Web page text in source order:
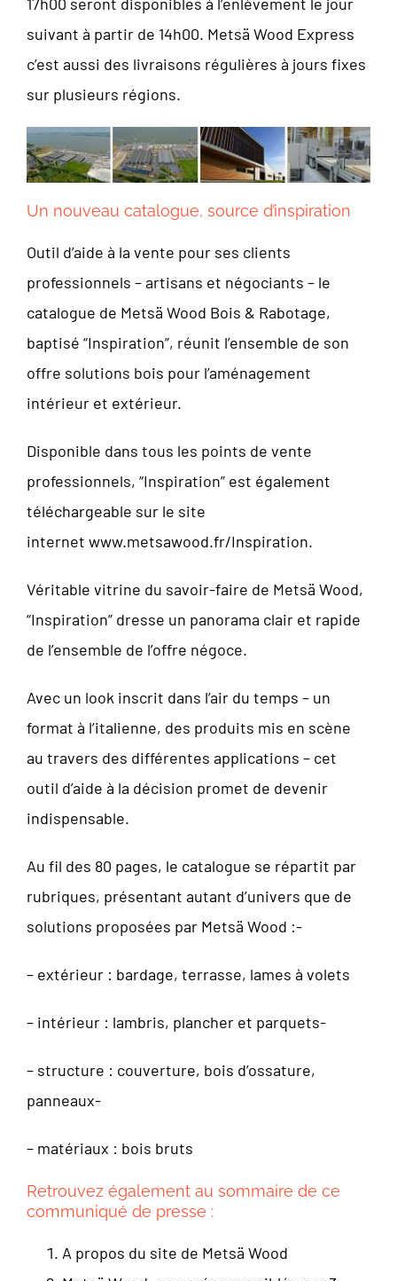
suivant à partir de 14h00. Metsä Wood Express
c’est aussi des livraisons régulières à jours fixes
sur plusieurs régions.
Un nouveau catalogue, source d’inspiration
Outil d’aide à la vente pour ses clients
professionnels – artisans et négociants – le
catalogue de Metsä Wood Bois & Rabotage,
baptisé “Inspiration”, réunit l’ensemble de son
offre solutions bois pour l’aménagement
intérieur et extérieur.
Disponible dans tous les points de vente
professionnels, “Inspiration” est également
téléchargeable sur le site
internet www.metsawood.fr/Inspiration.
Véritable vitrine du savoir-faire de Metsä Wood,
“Inspiration” dresse un panorama clair et rapide
de l’ensemble de l’offre négoce.
Avec un look inscrit dans l’air du temps – un
format à l’italienne, des produits mis en scène
au travers des différentes applications – cet
outil d’aide à la décision promet de devenir
indispensable.
Au fil des 80 pages, le catalogue se répartit par
rubriques, présentant autant d’univers que de
solutions proposées par Metsä Wood :-
– extérieur : bardage, terrasse, lames à volets
– intérieur : lambris, plancher et parquets-
– structure : couverture, bois d’ossature,
panneaux-
– matériaux : bois bruts
Retrouvez également au sommaire de ce
communiqué de presse :
A propos du site de Metsä Wood